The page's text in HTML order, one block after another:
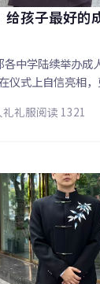
给孩子最好的
中学陆续举办成
仪式上自信亮相
量、青春期的身形
礼礼服阅读 1321